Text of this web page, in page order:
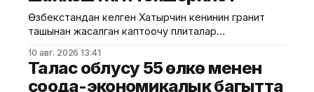
башкарган 4 502, мас абалында унаа башкарган 415
жана унаанын терезелерин мыйзамсыз
караңгылаткан 207
Өзбекстандан келген Хатырчин кенинин гранит
ташынан жасалган каптоочу плиталар
министрлигинин басма сөз кызматы билдирди.
Маалыматка ылайык, бул иштерди Курулушта
сертификаттоонун республикалык борборунун
10 авг. 2026 13:41
Талас облусу 55 өлкө менен
соода-экономикалык багытта